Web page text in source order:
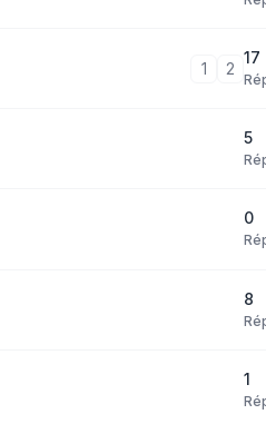
1 2
17
5
0
8
1